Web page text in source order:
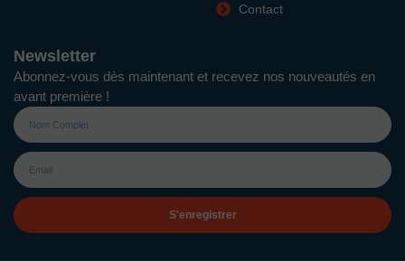
Contact
Newsletter
Abonnez-vous dès maintenant et recevez nos nouveautés en
avant première !
S'enregistrer